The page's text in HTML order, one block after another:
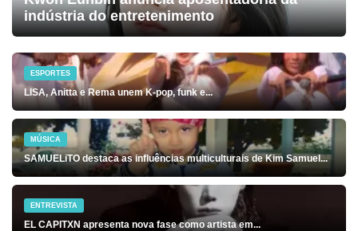
indústria do entretenimento
ESPORTES
LISA, Anitta e Rema unem K-pop, funk e...
MÚSICA
SAMUELiTO destaca as influências multiculturais de Kim Samuel...
ENTREVISTA
EL CAPITXN apresenta nova fase como artista em...